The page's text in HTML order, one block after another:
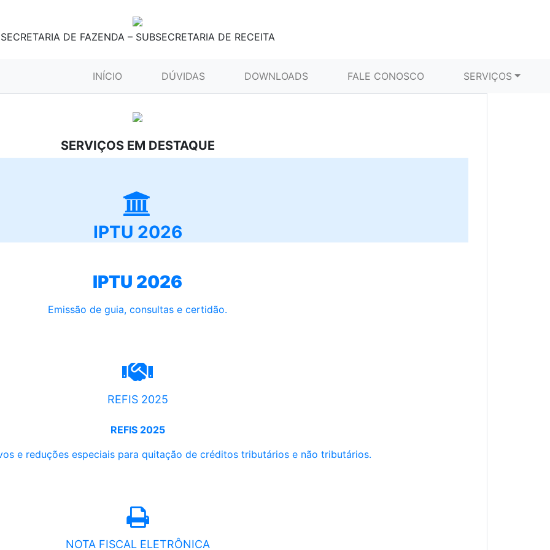
SECRETARIA DE FAZENDA – SUBSECRETARIA DE RECEITA
INÍCIO (CURRENT)DÚVIDAS DOWNLOADS FALE CONOSCO SERVIÇOS
SERVIÇOS EM DESTAQUE
IPTU 2026
IPTU 2026
Emissão de guia, consultas e certidão.
REFIS 2025
REFIS 2025
e reduções especiais para quitação de créditos tributários e não tributários.
NOTA FISCAL ELETRÔNICA